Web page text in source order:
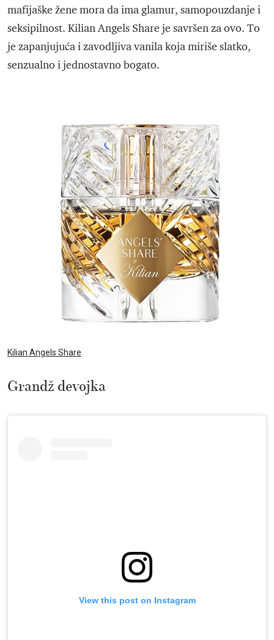
mafijaške žene mora da ima glamur, samopouzdanje i
seksipilnost. Kilian Angels Share je savršen za ovo. To
je zapanjujuća i zavodljiva vanila koja miriše slatko,
senzualno i jednostavno bogato.
Kilian Angels Share
Grandž devojka
View this post on Instagram